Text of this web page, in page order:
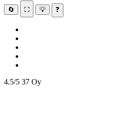
🔄 ⛶ 💡 ❓
4.5/5 37 Oy